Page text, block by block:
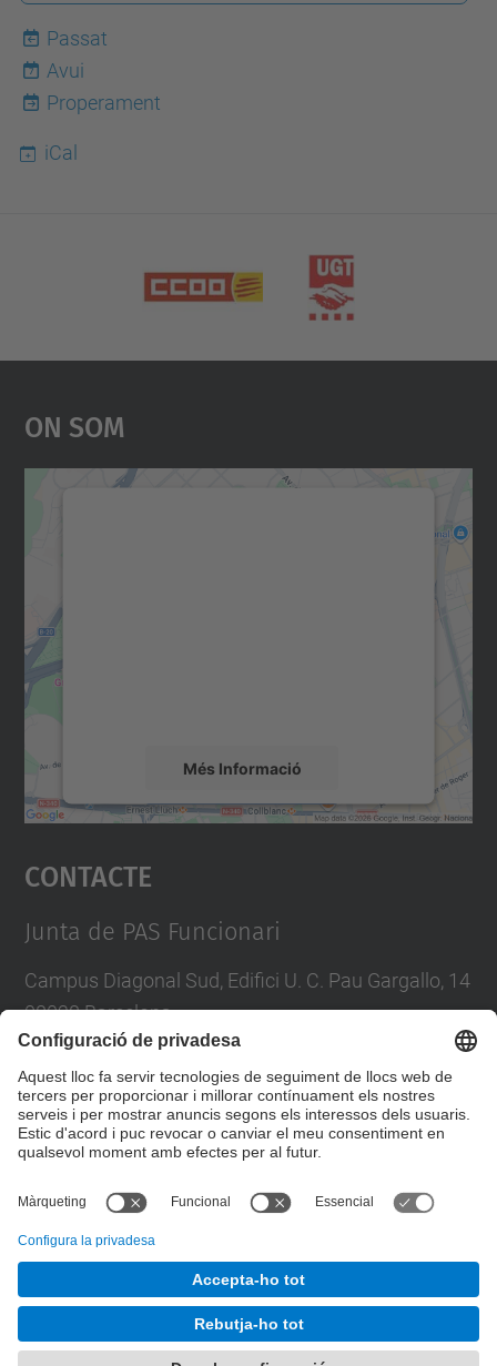
Passat
7
Avui
Properament
iCal
On Som
Més Informació
Accepta
powered by
Contacte
Junta de PAS Funcionari
Campus Diagonal Sud, Edifici U. C. Pau Gargallo, 14
08028 Barcelona
E-mail :junta.pasf@upc.edu
Formulari de contacte
Junta PAS Funcionari
Desenvolupat amb